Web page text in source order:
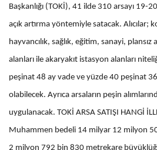
Başkanlığı (TOKİ), 41 ilde 310 arsayı
açık artırma yöntemiyle satacak.
hayvancılık, sağlık, eğitim, sanayi,
alanları ile akaryakıt istasyon alanları
peşinat 48 ay vade ve yüzde 40 peşinat
olabilecek. Ayrıca arsaların peşin
uygulanacak. TOKİ ARSA SATIŞI HANGİ
Muhammen bedeli 14 milyar 12 milyon
2 milyon 792 bin 830 metrekare